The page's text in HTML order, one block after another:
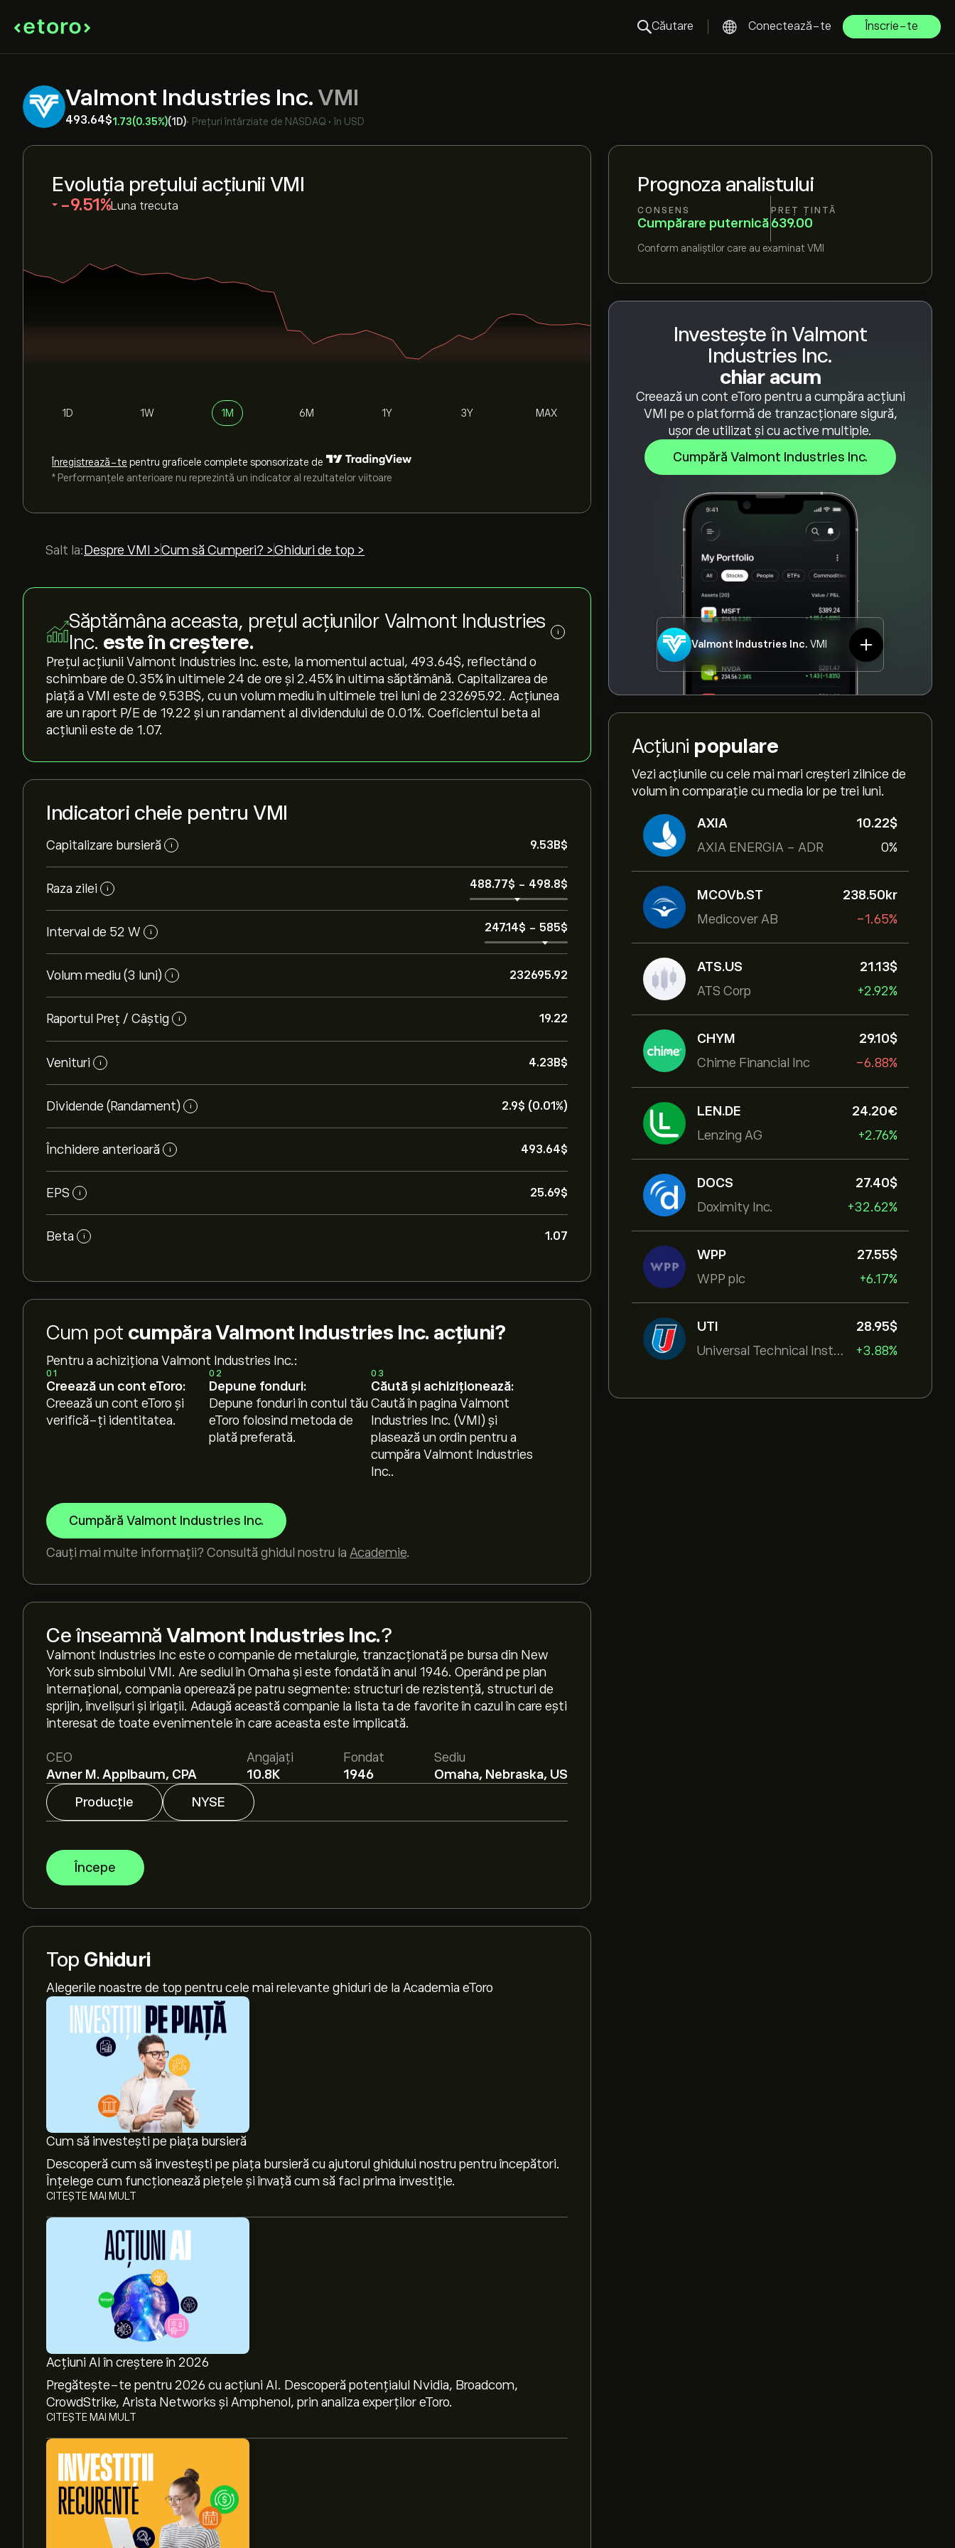
Căutare Conectează-te Înscrie-te
Valmont Industries Inc.VMI
493.64‎$‎1.73(0.35%)(1D)• Prețuri întârziate de NASDAQ • în USD
Prognoza analistului
CONSENS
Cumpărare puternică
PREȚ ȚINTĂ
639.00
Conform analiștilor care au examinatVMI
Investește în Valmont
Industries Inc.
chiar acum
Creează un cont eToro pentru a cumpăra acțiuni
VMI pe o platformă de tranzacționare sigură,
ușor de utilizat și cu active multiple.
Cumpără Valmont Industries Inc.
Valmont Industries Inc. VMI
Acțiuni populare
Vezi acțiunile cu cele mai mari creșteri zilnice de
volum în comparație cu media lor pe trei luni.
AXIA
AXIA ENERGIA - ADR
10.22‎$‎
0%
MCOVb.ST
Medicover AB
238.50‎kr‎
-1.65%
ATS.US
ATS Corp
21.13‎$‎
+2.92%
CHYM
Chime Financial Inc
29.10‎$‎
-6.88%
LEN.DE
Lenzing AG
24.20‎€‎
+2.76%
DOCS
Doximity Inc.
27.40‎$‎
+32.62%
WPP
WPP plc
27.55‎$‎
+6.17%
UTI
Universal Technical Institut
28.95‎$‎
+3.88%
Evoluția prețului acțiunii VMI
‎-9.51‎ Luna trecuta
1D 1W 1M 6M 1Y 3Y MAX
Înregistrează-te pentru graficele complete sponsorizate de
* Performanțele anterioare nu reprezintă un indicator al rezultatelor viitoare
Salt la: Despre VMI >Cum să Cumperi? >Ghiduri de top >
Săptămâna aceasta, prețul acțiunilor Valmont Industries
Inc. este în creștere. i
Prețul acțiunii Valmont Industries Inc. este, la momentul actual, 493.64‎$‎, reflectând o
schimbare de ‎0.35‎% în ultimele 24 de ore și ‎2.45‎% în ultima săptămână. Capitalizarea de
piață a VMI este de 9.53B‎$‎, cu un volum mediu în ultimele trei luni de 232695.92. Acțiunea
are un raport P/E de 19.22 și un randament al dividendului de 0.01%. Coeficientul beta al
acțiunii este de 1.07.
Indicatori cheie pentru VMI
Capitalizare bursieră i 9.53B‎$‎
Raza zilei i 488.77‎$‎ - 498.8‎$‎
Interval de 52 W i 247.14‎$‎ - 585‎$‎
Volum mediu (3 luni) i 232695.92
Raportul Preț / Câștig i 19.22
Venituri i 4.23B‎$‎
Dividende (Randament) i 2.9‎$‎ (0.01%)
Închidere anterioară i 493.64‎$‎
EPS i 25.69‎$‎
Beta i 1.07
Cum pot cumpăra Valmont Industries Inc. acțiuni?
Pentru a achiziționa Valmont Industries Inc.:
01
Creează un cont eToro:
Creează un cont eToro și
verifică-ți identitatea.
02
Depune fonduri:
Depune fonduri în contul tău
eToro folosind metoda de
plată preferată.
03
Căută și achiziționează:
Caută în pagina Valmont
Industries Inc. (VMI) și
plasează un ordin pentru a
cumpăra Valmont Industries
Inc..
Cumpără Valmont Industries Inc.
Cauți mai multe informații? Consultă ghidul nostru la Academie.
Ce înseamnă Valmont Industries Inc.?
Valmont Industries Inc este o companie de metalurgie, tranzacționată pe bursa din New
York sub simbolul VMI. Are sediul în Omaha și este fondată în anul 1946. Operând pe plan
internațional, compania operează pe patru segmente: structuri de rezistență, structuri de
sprijin, învelișuri și irigații. Adaugă această companie la lista ta de favorite în cazul în care ești
interesat de toate evenimentele în care aceasta este implicată.
CEO
Avner M. Applbaum, CPA
Angajați
10.8K
Fondat
1946
Sediu
Omaha, Nebraska, US
Producție
NYSE
Începe
Top Ghiduri
Alegerile noastre de top pentru cele mai relevante ghiduri de la Academia eToro
Cum să investești pe piața bursieră
Descoperă cum să investești pe piața bursieră cu ajutorul ghidului nostru pentru începători.
Înțelege cum funcționează piețele și învață cum să faci prima investiție.
CITEȘTE MAI MULT
Acțiuni AI în creștere în 2026
Pregătește-te pentru 2026 cu acțiuni AI. Descoperă potențialul Nvidia, Broadcom,
CrowdStrike, Arista Networks și Amphenol, prin analiza experților eToro.
CITEȘTE MAI MULT
Prețul actual al acțiunilor VMI este 493.64‎$‎.